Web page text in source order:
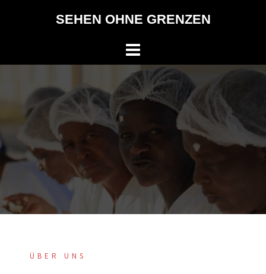
SEHEN OHNE GRENZEN
ÜBER UNS